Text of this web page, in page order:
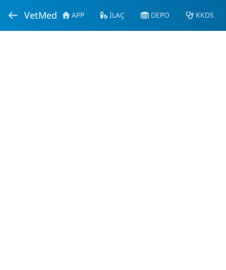
VetMed APP İLAÇ DEPO KKDS